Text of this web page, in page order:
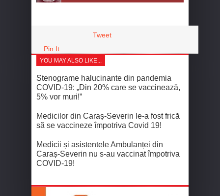
Tweet
Pin It
YOU MAY ALSO LIKE...
Stenograme halucinante din pandemia
COVID-19: „Din 20% care se vaccinează,
5% vor muri!”
Medicilor din Caraș-Severin le-a fost frică
să se vaccineze împotriva Covid 19!
Medicii și asistentele Ambulanței din
Caraș-Severin nu s-au vaccinat împotriva
COVID-19!